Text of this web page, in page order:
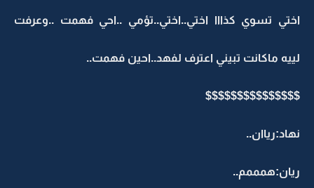
اختي تسوي كذااا اختي..اختي..تؤمي ..احي فهمت ..وعرفت
لييه ماكانت تبيني اعترف لفهد..احين فهمت..
$$$$$$$$$$$$$$$
نهاد:رياان..
ريان:همممم..